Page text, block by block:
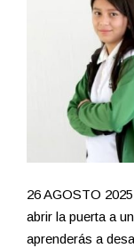
26 AGOSTO
abrir la puerta a
aprenderás a